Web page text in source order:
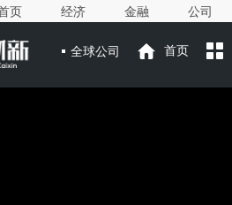
页 经济 金融 公司
全球公司 首页